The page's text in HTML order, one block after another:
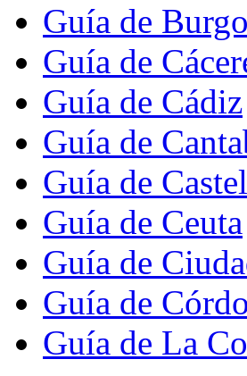
Guía de
Guía de
Guía de Cádiz
Guía de
Guía de
Guía de Ceuta
Guía de
Guía de
Guía de La